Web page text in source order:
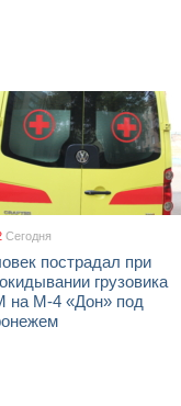
Сегодня
пострадал при
грузовика
на М-4 «Дон» под